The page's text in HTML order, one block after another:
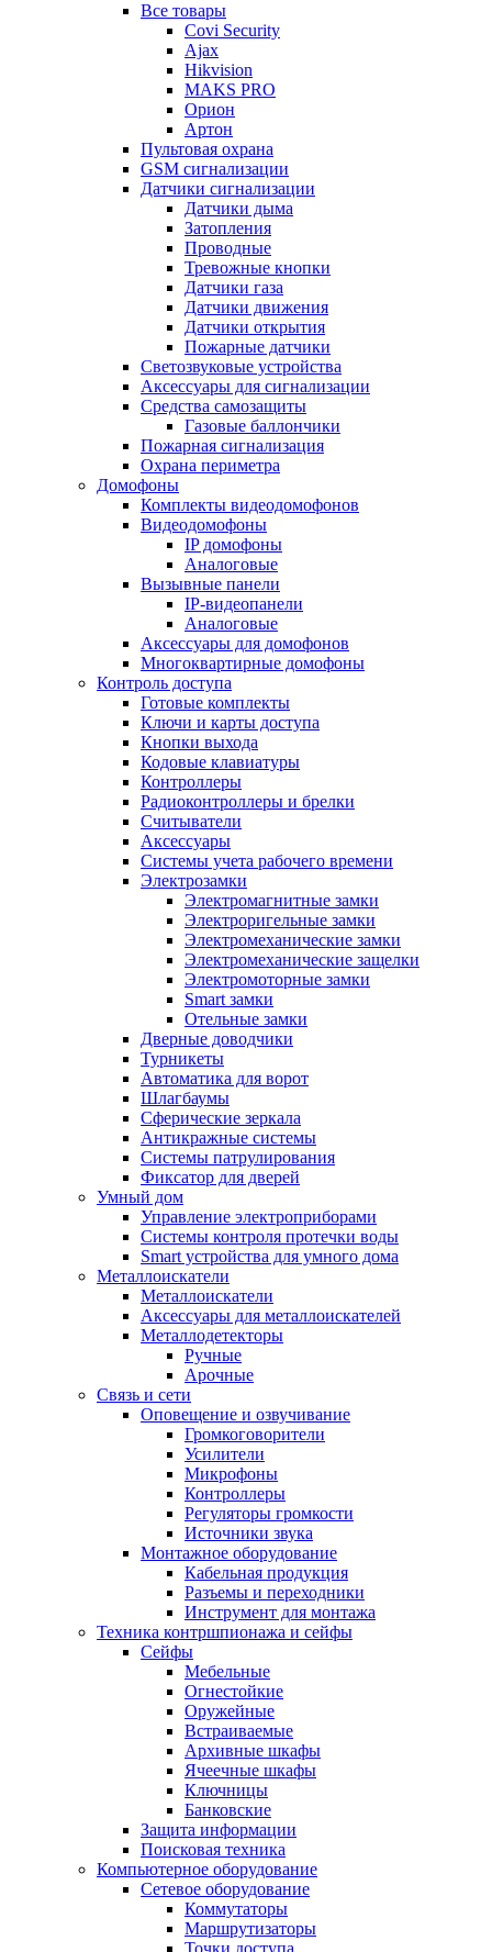
Все товары
Covi Security
Ajax
Hikvision
MAKS PRO
Орион
Артон
Пультовая охрана
GSM сигнализации
Датчики сигнализации
Датчики дыма
Затопления
Проводные
Тревожные кнопки
Датчики газа
Датчики движения
Датчики открытия
Пожарные датчики
Светозвуковые устройства
Аксессуары для сигнализации
Средства самозащиты
Газовые баллончики
Пожарная сигнализация
Охрана периметра
Домофоны
Комплекты видеодомофонов
Видеодомофоны
IP домофоны
Аналоговые
Вызывные панели
IP-видеопанели
Аналоговые
Аксессуары для домофонов
Многоквартирные домофоны
Контроль доступа
Готовые комплекты
Ключи и карты доступа
Кнопки выхода
Кодовые клавиатуры
Контроллеры
Радиоконтроллеры и брелки
Считыватели
Аксессуары
Системы учета рабочего времени
Электрозамки
Электромагнитные замки
Электроригельные замки
Электромеханические замки
Электромеханические защелки
Электромоторные замки
Smart замки
Отельные замки
Дверные доводчики
Турникеты
Автоматика для ворот
Шлагбаумы
Сферические зеркала
Антикражные системы
Системы патрулирования
Фиксатор для дверей
Умный дом
Управление электроприборами
Системы контроля протечки воды
Smart устройства для умного дома
Металлоискатели
Металлоискатели
Аксессуары для металлоискателей
Металлодетекторы
Ручные
Арочные
Связь и сети
Оповещение и озвучивание
Громкоговорители
Усилители
Микрофоны
Контроллеры
Регуляторы громкости
Источники звука
Монтажное оборудование
Кабельная продукция
Разъемы и переходники
Инструмент для монтажа
Техника контршпионажа и сейфы
Сейфы
Мебельные
Огнестойкие
Оружейные
Встраиваемые
Архивные шкафы
Ячеечные шкафы
Ключницы
Банковские
Защита информации
Поисковая техника
Компьютерное оборудование
Сетевое оборудование
Коммутаторы
Маршрутизаторы
Точки доступа